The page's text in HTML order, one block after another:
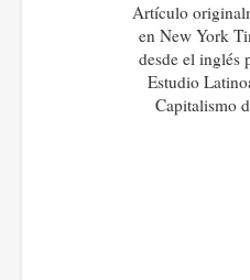
Artículo
en New York
desde el inglés
Estudio
Capitalismo